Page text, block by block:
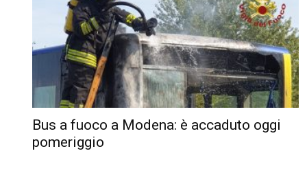
Bus a fuoco a Modena: è accaduto oggi
pomeriggio